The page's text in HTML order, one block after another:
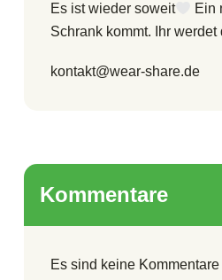
Es ist wieder soweit
Ein
Schrank kommt. Ihr
kontakt@wear-share.de
Kommentare
Es sind keine